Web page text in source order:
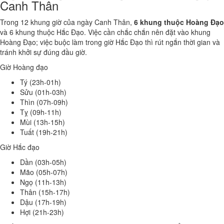
Canh Thân
Trong 12 khung giờ của ngày Canh Thân, 6 khung thuộc Hoàng Đạo
và 6 khung thuộc Hắc Đạo. Việc cần chắc chắn nên đặt vào khung
Hoàng Đạo; việc buộc làm trong giờ Hắc Đạo thì rút ngắn thời gian và
tránh khởi sự đúng đầu giờ.
Giờ Hoàng đạo
Tý (23h-01h)
Sửu (01h-03h)
Thìn (07h-09h)
Tỵ (09h-11h)
Mùi (13h-15h)
Tuất (19h-21h)
Giờ Hắc đạo
Dần (03h-05h)
Mão (05h-07h)
Ngọ (11h-13h)
Thân (15h-17h)
Dậu (17h-19h)
Hợi (21h-23h)